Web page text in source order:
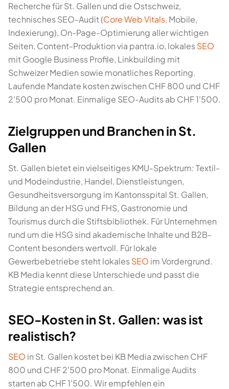
Recherche für St. Gallen und die Ostschweiz,
technisches SEO-Audit (Core Web Vitals, Mobile,
Indexierung), On-Page-Optimierung aller wichtigen
Seiten, Content-Produktion via pantra.io, lokalesSEO
mit Google Business Profile, Linkbuilding mit
Schweizer Medien sowie monatliches Reporting.
Laufende Mandate kosten zwischen CHF 800 und CHF
2'500 pro Monat. Einmalige SEO-Audits ab CHF 1'500.
Zielgruppen und Branchen in St.
Gallen
St. Gallen bietet ein vielseitiges KMU-Spektrum: Textil-
und Modeindustrie, Handel, Dienstleistungen,
Gesundheitsversorgung im Kantonsspital St. Gallen,
Bildung an der HSG und FHS, Gastronomie und
Tourismus durch die Stiftsbibliothek. Für Unternehmen
rund um die HSG sind akademische Inhalte und B2B-
Content besonders wertvoll. Für lokale
Gewerbebetriebe steht lokalesSEO im Vordergrund.
KB Media kennt diese Unterschiede und passt die
Strategie entsprechend an.
SEO-Kosten in St. Gallen: was ist
realistisch?
SEO in St. Gallen kostet bei KB Media zwischen CHF
800 und CHF 2'500 pro Monat. Einmalige Audits
starten ab CHF 1'500. Wir empfehlen ein